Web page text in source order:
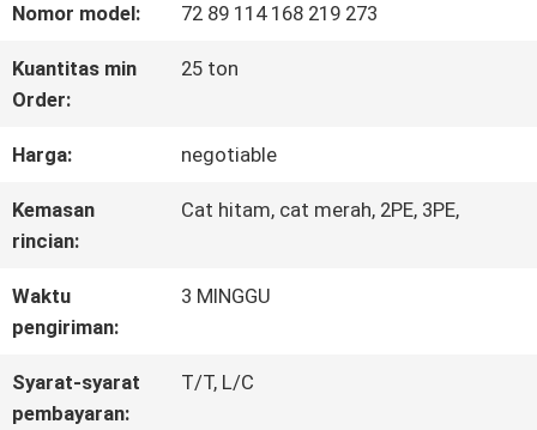
TUR
PABRIK
KONTROL
KUALITAS
HUBUNGI
KAMI
Nomor model: 72 89 114 168 219 273
Kuantitas min
Order:
25 ton
Harga: negotiable
Kemasan
rincian:
Cat hitam, cat merah, 2PE, 3PE,
Waktu
pengiriman:
3 MINGGU
Syarat-syarat
pembayaran:
T/T, L/C